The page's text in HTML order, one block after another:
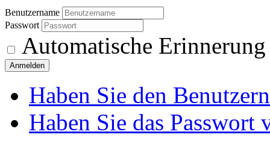
Benutzername
Passwort
Automatische Erinnerung
Anmelden
Haben Sie den
Haben Sie das Passwort